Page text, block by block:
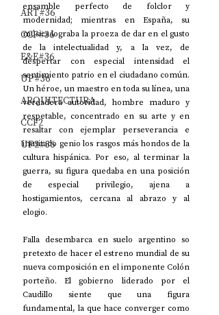
ART#36
CCF#36
E&E#36
UP#36
ARQUITECTURA
CCF2
UP2#36
ensamble perfecto de folclor y
modernidad; mientras en España, su
música lograba la proeza de dar en el gusto
de la intelectualidad y, a la vez, de
despertar con especial intensidad el
sentimiento patrio en el ciudadano común.
Un héroe, un maestro en toda su línea, una
verdadera autoridad, hombre maduro y
respetable, concentrado en su arte y en
resaltar con ejemplar perseverancia e
inusitado genio los rasgos más hondos de la
cultura hispánica. Por eso, al terminar la
guerra, su figura quedaba en una posición
de especial privilegio, ajena a
hostigamientos, cercana al abrazo y al
elogio.
Falla desembarca en suelo argentino so
pretexto de hacer el estreno mundial de su
nueva composición en el imponente Colón
porteño. El gobierno liderado por el
Caudillo siente que una figura
fundamental, la que hace converger como